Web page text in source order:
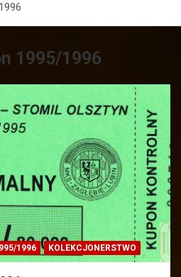
1995/1996
1996 KOLEKCJONERSTWO